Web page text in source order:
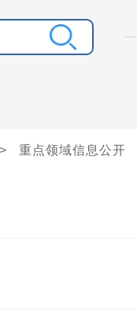
> 重点领域信息公开